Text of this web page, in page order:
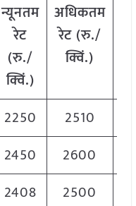
न्यूनतम
रेट
(रु./
क्विं.)
अधिकतम
रेट (रु./
क्विं.)
2250 2510
2450 2600
2408 2500